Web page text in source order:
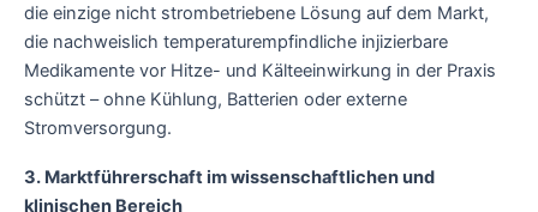
die einzige nicht strombetriebene Lösung auf dem Markt,
die nachweislich temperaturempfindliche injizierbare
Medikamente vor Hitze- und Kälteeinwirkung in der Praxis
schützt – ohne Kühlung, Batterien oder externe
Stromversorgung.
3. Marktführerschaft im wissenschaftlichen und
klinischen Bereich